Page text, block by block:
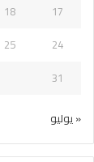
17
18
24
25
31
« يوليو